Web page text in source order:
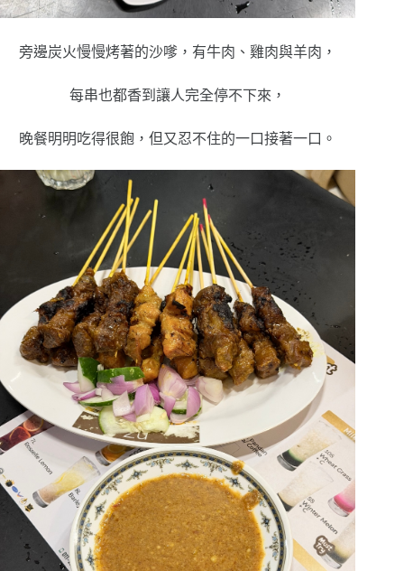
旁邊炭火慢慢烤著的沙嗲，有牛肉、雞肉與羊肉，
每串也都香到讓人完全停不下來，
晚餐明明吃得很飽，但又忍不住的一口接著一口。